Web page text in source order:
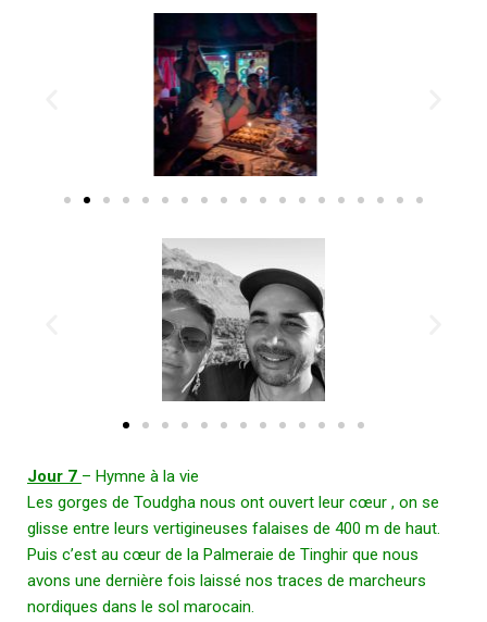
Jour 7 – Hymne à la vie
Les gorges de Toudgha nous ont ouvert leur cœur , on se
glisse entre leurs vertigineuses falaises de 400 m de haut.
Puis c’est au cœur de la Palmeraie de Tinghir que nous
avons une dernière fois laissé nos traces de marcheurs
nordiques dans le sol marocain.